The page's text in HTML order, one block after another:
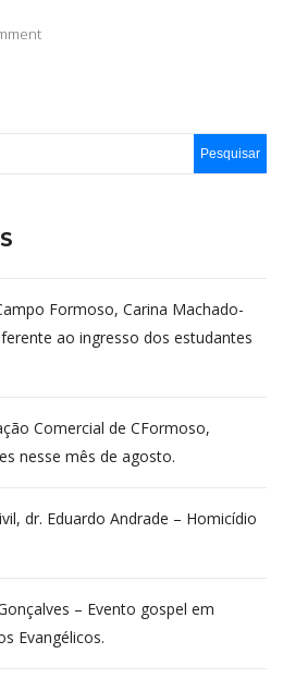
Formoso, Carina Machado-
ao ingresso dos estudantes
Comercial de CFormoso,
nesse mês de agosto.
dr. Eduardo Andrade – Homicídio
– Evento gospel em
Evangélicos.